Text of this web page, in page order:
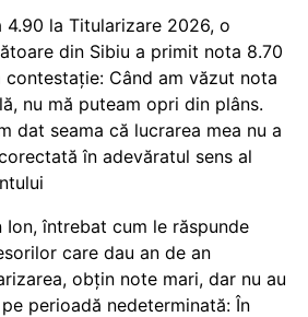
4.90 la Titularizare 2026, o
din Sibiu a primit nota 8.70
contestație: Când am văzut nota
nu mă puteam opri din plâns.
dat seama că lucrarea mea nu a
în adevăratul sens al
Ion, întrebat cum le răspunde
care dau an de an
obțin note mari, dar nu au
perioadă nedeterminată: În